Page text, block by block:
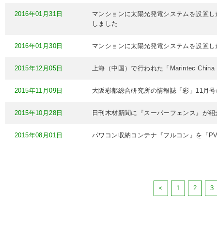
2016年01月31日
マンションに太陽光発電システムを設置
しました
2016年01月30日 マンションに太陽光発電システムを設置
2015年12月05日 上海（中国）で行われた「Marintec
2015年11月09日 大阪彩都総合研究所の情報誌「彩」11月
2015年10月28日 日刊木材新聞に『スーパーフェンス』が
2015年08月01日 パワコン収納コンテナ『フルコン』を「
< 1 2 3